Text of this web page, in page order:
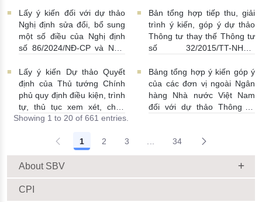
thương mại, chi nhánh ngân
hàng nước ngoài
25/06/2026 | 16:00:00
ngoại hối nhà nước
23/06/2026 | 08:00:00
Lấy ý kiến đối với dự thảo
Nghị định sửa đổi, bổ sung
một số điều của Nghị định
số 86/2024/NĐ-CP và Nghị
22/06/2026 | 09:13:00
Bản tổng hợp tiếp thu, giải
trình ý kiến, góp ý dự thảo
Thông tư thay thế Thông tư
số 32/2015/TT-NHNN
Lấy ý kiến Dự thảo Quyết
định của Thủ tướng Chính
phủ quy định điều kiện, trình
tự, thủ tục xem xét, chấp
thuận cho Tổ chức kinh tế
lãnh cho người không cư trú
18/06/2026 | 15:57:00
Bảng tổng hợp ý kiến góp ý
của các đơn vị ngoài Ngân
hàng Nhà nước Việt Nam
đối với dự thảo Thông tư
định về chế độ báo cáo định
kỳ NHNN Việt Nam
Showing 1 to 20 of 661 entries.
1 2 3 Intermediate Pages Use
34
About SBV
CPI